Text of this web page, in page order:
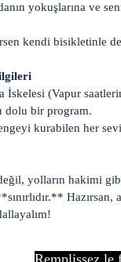
yokuşlarına ve
kendi bisikletinle
İskelesi (Vapur
dolu bir program.
kurabilen her
yolların hakimi
Remplissez le